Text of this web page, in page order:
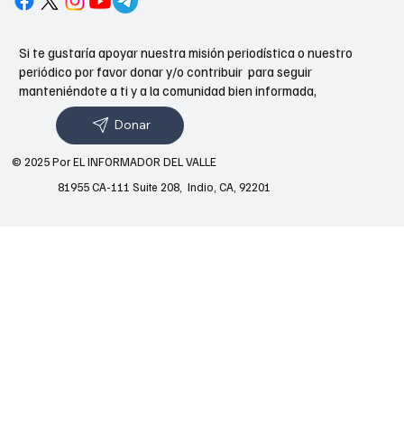
Si te gustaría apoyar nuestra misión periodística o nuestro
periódico por favor donar y/o contribuir para seguir
manteniéndote a ti y a la comunidad bien informada,
Donar
81955 CA-111 Suite 208, Indio, CA, 92201
© 2025 Por EL INFORMADOR DEL VALLE